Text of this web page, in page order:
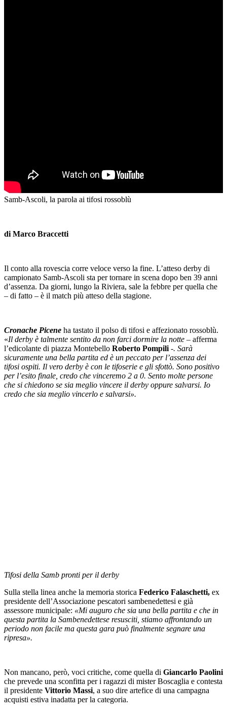
Samb-Ascoli, la parola ai tifosi rossoblù
di Marco Braccetti
Il conto alla rovescia corre veloce verso la fine. L’atteso derby di
campionato Samb-Ascoli sta per tornare in scena dopo ben 39 anni
d’assenza. Da giorni, lungo la Riviera, sale la febbre per quella che
– di fatto – è il match più atteso della stagione.
Cronache Picene ha tastato il polso di tifosi e affezionato rossoblù.
«Il derby è talmente sentito da non farci dormire la notte – afferma
l’edicolante di piazza Montebello Roberto Pompili -. Sarà
sicuramente una bella partita ed è un peccato per l’assenza dei
tifosi ospiti. Il vero derby è con le tifoserie e gli sfottò. Sono positivo
per l’esito finale, credo che vinceremo 2 a 0. Sento molte persone
che si chiedono se sia meglio vincere il derby oppure salvarsi. Io
credo che sia meglio vincerlo e salvarsi».
Tifosi della Samb pronti per il derby
Sulla stella linea anche la memoria storica Federico Falaschetti, ex
presidente dell’Associazione pescatori sambenedettesi e già
assessore municipale: «Mi auguro che sia una bella partita e che in
questa partita la Sambenedettese resusciti, stiamo affrontando un
periodo non facile ma questa gara può finalmente segnare una
ripresa».
Non mancano, però, voci critiche, come quella di Giancarlo Paolini
che prevede una sconfitta per i ragazzi di mister Boscaglia e contesta
il presidente Vittorio Massi, a suo dire artefice di una campagna
acquisti estiva inadatta per la categoria.